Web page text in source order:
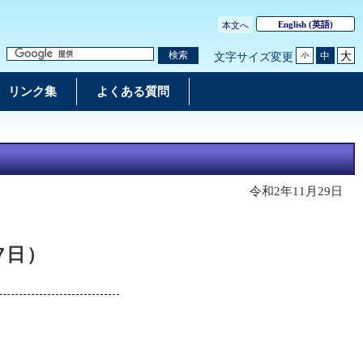
本文へ English(英語)
検索 文字サイズ変更 小 中 大
リンク集 よくある質問
令和2年11月29日
）